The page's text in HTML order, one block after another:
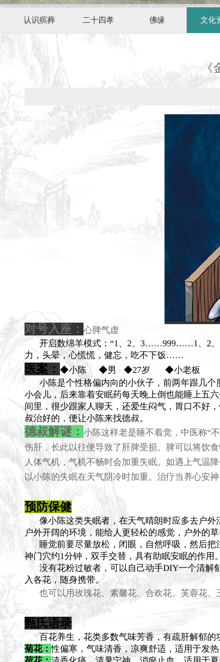
认识殡葬 二十四孝 佛缘 文化
对号入座： 心脾气虚
开启数绵羊模式：“1、2、3……999……1、2、
力，头晕，心慌慌，健忘，吃不下饭……
医案： ◆小陈 ◆男 ◆27岁 ◆小老板
小陈是个性格偏内向的小伙子，前两年跟几个
小会儿，后来靠着安眠药每天晚上倒也能睡上五
间里，很少跟家人聊天，还爱生闷气，胃口不好
叔治好的，便让小陈来找德叔。
德叔解谜： 小陈这样老是睡不着觉，中医称“
伤肝，长此以往便导致了肝脾受损。脾可以将饮
人体气机，气机不畅时会加重失眠。如遇上气温
以小陈的失眠在天气阴冷时加重。治疗当养心安
预防保健
像小陈这类失眠者，在天气晴朗时应多去户外
户外开阔的环境，能给人更轻松的感觉，户外的
睡觉前要尽量放松，闭眼，自然呼吸，然后把
神门穴约1分钟，双手交替，具有助眠安眠的作
没有花粉过敏者，可以自己动手DIY一个清解
入各花，随身携带。
也可以用玫瑰花、素馨花、合欢花、芙蓉花、
甄氏语录
百花养生，花类多数气味芳香，有疏肝解郁的
菊花：性偏寒，气味清香，凉爽舒适，适用于发